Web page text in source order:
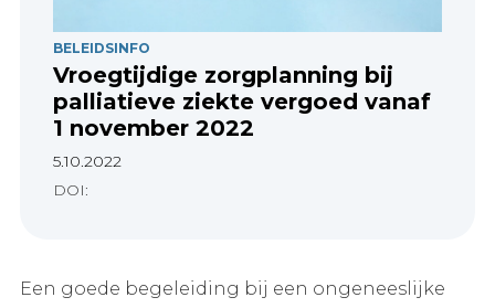
BELEIDSINFO
Vroegtijdige zorgplanning bij
palliatieve ziekte vergoed vanaf
1 november 2022
5.10.2022
DOI:
Een goede begeleiding bij een ongeneeslijke